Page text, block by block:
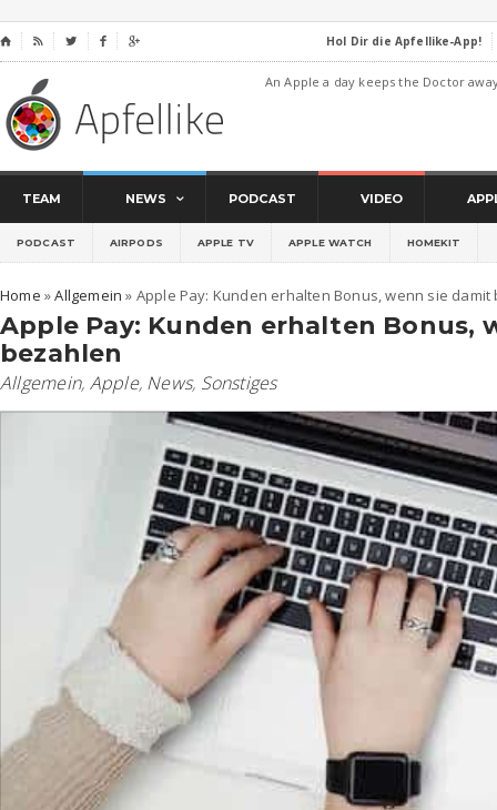
⌂     Hol Dir die Apfellike-App!
An Apple a day keeps the Doctor
TEAM NEWS PODCAST VIDEO
PODCAST AIRPODS APPLE TV APPLE WATCH HOMEKIT
Home »Allgemein » Apple Pay: Kunden erhalten Bonus, wenn sie damit
Apple Pay: Kunden erhalten Bonus,
bezahlen
Allgemein, Apple, News, Sonstiges